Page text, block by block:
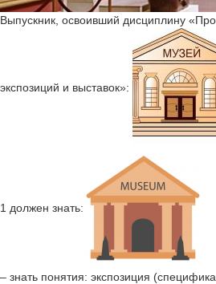
Выпускник, освоивший дисциплину
экспозиций и выставок»:
1 должен знать:
– знать понятия: экспозиция